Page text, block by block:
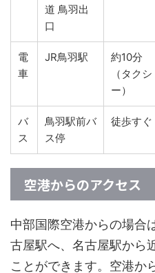
道 鳥羽出
口
電
車
JR鳥羽駅
約10分
（タクシ
ー）
バ
ス
鳥羽駅前バ
ス停
徒歩すぐ
空港からのアクセス
中部国際空港からの場合
古屋駅へ、名古屋駅から
ことができます。空港か